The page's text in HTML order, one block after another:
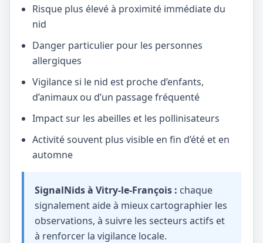
Risque plus élevé à proximité immédiate du
nid
Danger particulier pour les personnes
allergiques
Vigilance si le nid est proche d’enfants,
d’animaux ou d’un passage fréquenté
Impact sur les abeilles et les pollinisateurs
Activité souvent plus visible en fin d’été et en
automne
SignalNids à Vitry-le-François : chaque
signalement aide à mieux cartographier les
observations, à suivre les secteurs actifs et
à renforcer la vigilance locale.